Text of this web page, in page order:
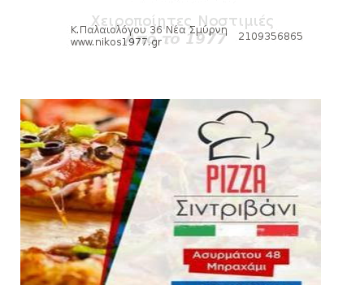
SLIDE
HEADLINES
Πανιώνιος: O άξονας που «γεμίζει»
ποιότητα και εμπειρία!
August 07, 2026